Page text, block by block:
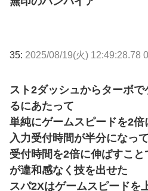
35: 2025/08/19(火) 12:49:28.78 0
スト2ダッシュからターボ
るにあたって
単純にゲームスピードを2
入力受付時間が半分になっ
受付時間を2倍に伸ばすこ
が違和感なく技を出せた
スパ2Xはゲームスピードを